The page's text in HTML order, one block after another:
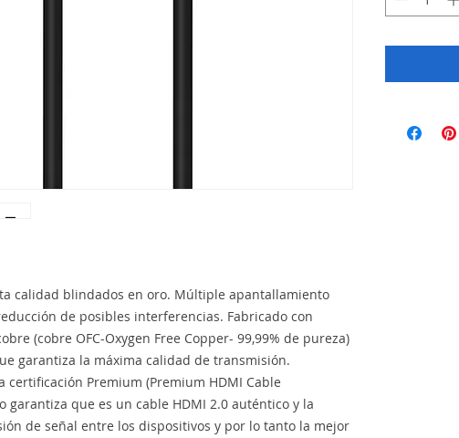
calidad blindados en oro. Múltiple apantallamiento
de posibles interferencias. Fabricado con
(cobre OFC-Oxygen Free Copper- 99,99% de pureza)
garantiza la máxima calidad de transmisión.
certificación Premium (Premium HDMI Cable
garantiza que es un cable HDMI 2.0 auténtico y la
de señal entre los dispositivos y por lo tanto la mejor